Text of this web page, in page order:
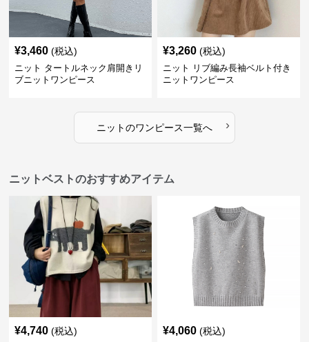
¥3,460 (税込)
ニット タートルネック肩開きリ
ブニットワンピース
¥3,260 (税込)
ニット リブ編み長袖ベルト付き
ニットワンピース
ニットのワンピース一覧へ ›
ニットベストのおすすめアイテム
¥4,740 (税込) ¥4,060 (税込)